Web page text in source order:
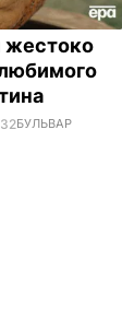
жестоко
БУЛЬВАР